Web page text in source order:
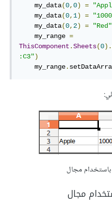
    my_data
(0,0) =
    my_data
(0, 1) =
    my_data
(0, 2) =
"Red"
    my_range
=
ThisComponent .Sheets(0).
:C3")
    my_range
.
مجال
مجال